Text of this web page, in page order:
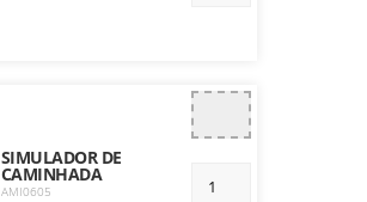
SIMULADOR DE
CAMINHADA
AMI0605